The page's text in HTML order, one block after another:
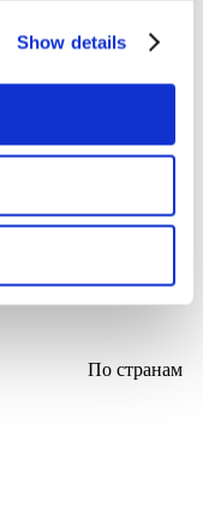
Show details
По странам